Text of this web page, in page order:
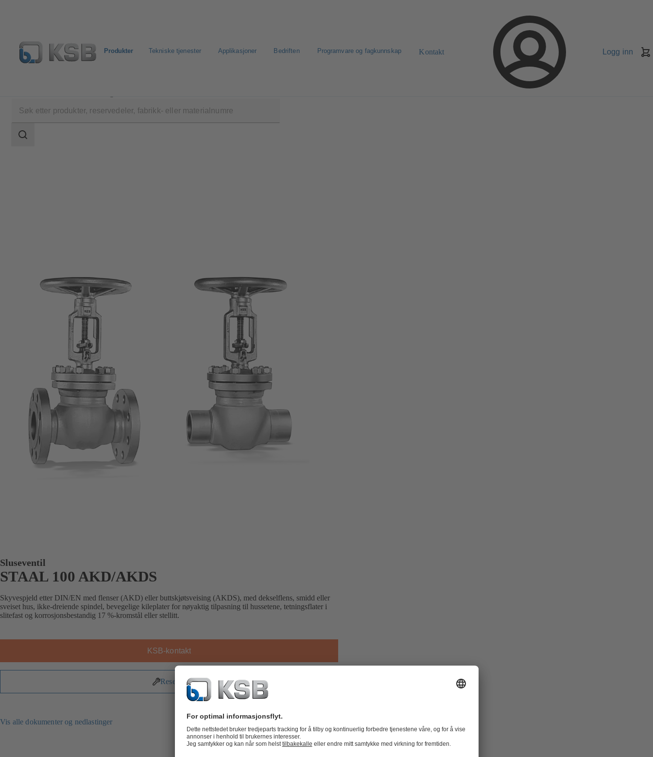
Produkter Tekniske tjenester Applikasjoner Bedriften Programvare og fagkunnskap Kontakt Logg inn
Søkeområde
Sluseventil
STAAL 100 AKD/AKDS
Skyvespjeld etter DIN/EN med flenser (AKD) eller buttskjøtsveising (AKDS), med dekselflens, smidd eller
sveiset hus, ikke-dreiende spindel, bevegelige kileplater for nøyaktig tilpasning til hussetene, tetningsflater i
slitefast og korrosjonsbestandig 17 %-kromstål eller stellitt.
KSB-kontakt
Reservedeler
Vis alle dokumenter og nedlastinger